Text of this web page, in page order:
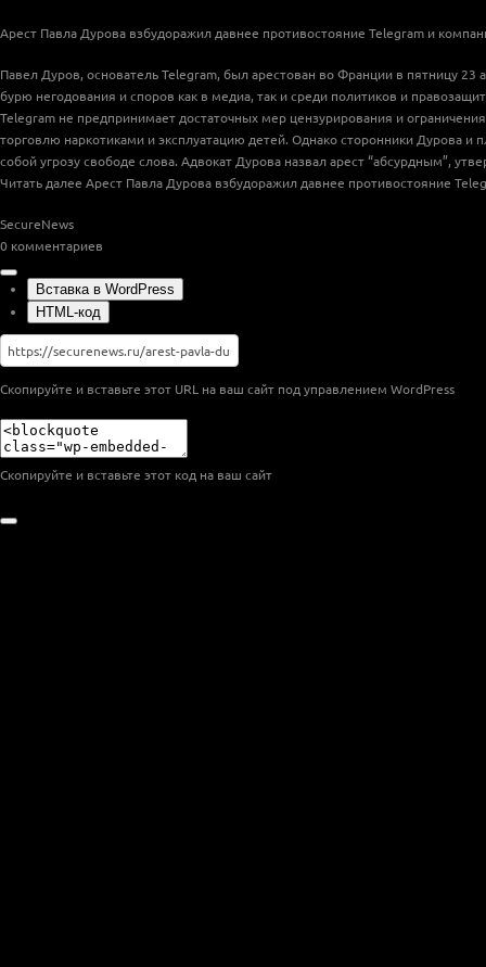
Арест Павла Дурова взбудоражил давнее противостояние Telegram и
Павел Дуров, основатель Telegram, был арестован во Франции в пятницу
бурю негодования и споров как в медиа, так и среди политиков и
Telegram не предпринимает достаточных мер цензурирования и
торговлю наркотиками и эксплуатацию детей. Однако сторонники Дурова
собой угрозу свободе слова. Адвокат Дурова назвал арест “абсурдным”,
Читать далее Арест Павла Дурова взбудоражил давнее противостояние
SecureNews
0 комментариев
Вставка в WordPress
HTML-код
Скопируйте и вставьте этот URL на ваш сайт под управлением WordPress
Скопируйте и вставьте этот код на ваш сайт